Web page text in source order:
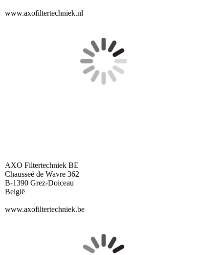
www.axofiltertechniek.nl
AXO Filtertechniek BE
Chausseé de Wavre 362
B-1390 Grez-Doiceau
België
www.axofiltertechniek.be